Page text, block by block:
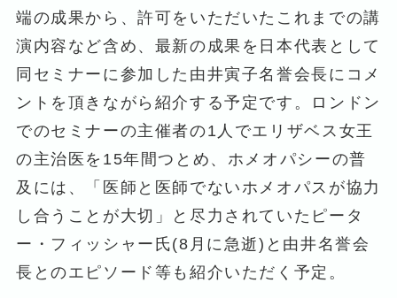
端の成果から、許可をいただいたこれまでの講
演内容など含め、最新の成果を日本代表として
同セミナーに参加した由井寅子名誉会長にコメ
ントを頂きながら紹介する予定です。ロンドン
でのセミナーの主催者の1人でエリザベス女王
の主治医を15年間つとめ、ホメオパシーの普
及には、「医師と医師でないホメオパスが協力
し合うことが大切」と尽力されていたピータ
ー・フィッシャー氏(8月に急逝)と由井名誉会
長とのエピソード等も紹介いただく予定。